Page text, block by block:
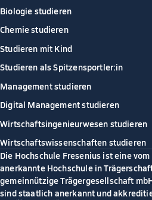
Biologie studieren
Chemie studieren
Studieren mit Kind
Studieren als Spitzensportler:in
Management studieren
Digital Management studieren
Wirtschaftsingenieurwesen studieren
Wirtschaftswissenschaften studieren
Die Hochschule Fresenius ist eine
anerkannte Hochschule in
gemeinnützige Trägergesellschaft
sind staatlich anerkannt und